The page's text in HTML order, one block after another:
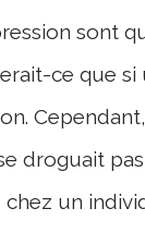
sont
ce que
droguait
chez un